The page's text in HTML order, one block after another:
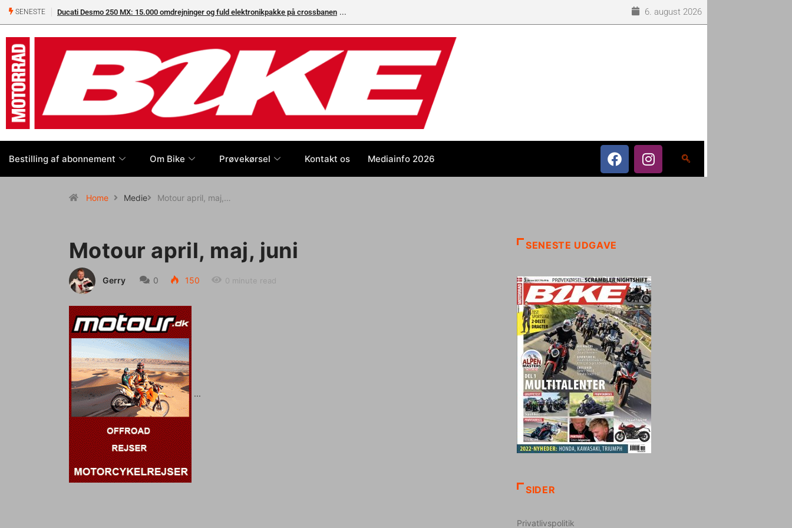
SENESTE Ducati Desmo 250 MX: 15.000 omdrejninger og fuld elektronikpakke på crossbanen 6. august 2026
Bestilling af abonnement Om Bike Prøvekørsel Kontakt os Mediainfo 2026
Home Medie Motour april, maj,…
Motour april, maj, juni
Gerry 0 150 0 minute read
SENESTE UDGAVE
SIDER
Privatlivspolitik